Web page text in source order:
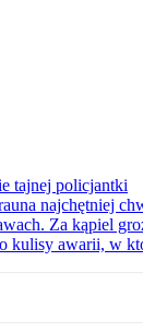
tajnej policjantki
najchętniej
Za kąpiel
kulisy awarii, w